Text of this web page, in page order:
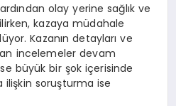
olay yerine sağlık ve
kazaya müdahale
Kazanın detayları ve
incelemeler devam
büyük bir şok içerisinde
ilişkin soruşturma ise